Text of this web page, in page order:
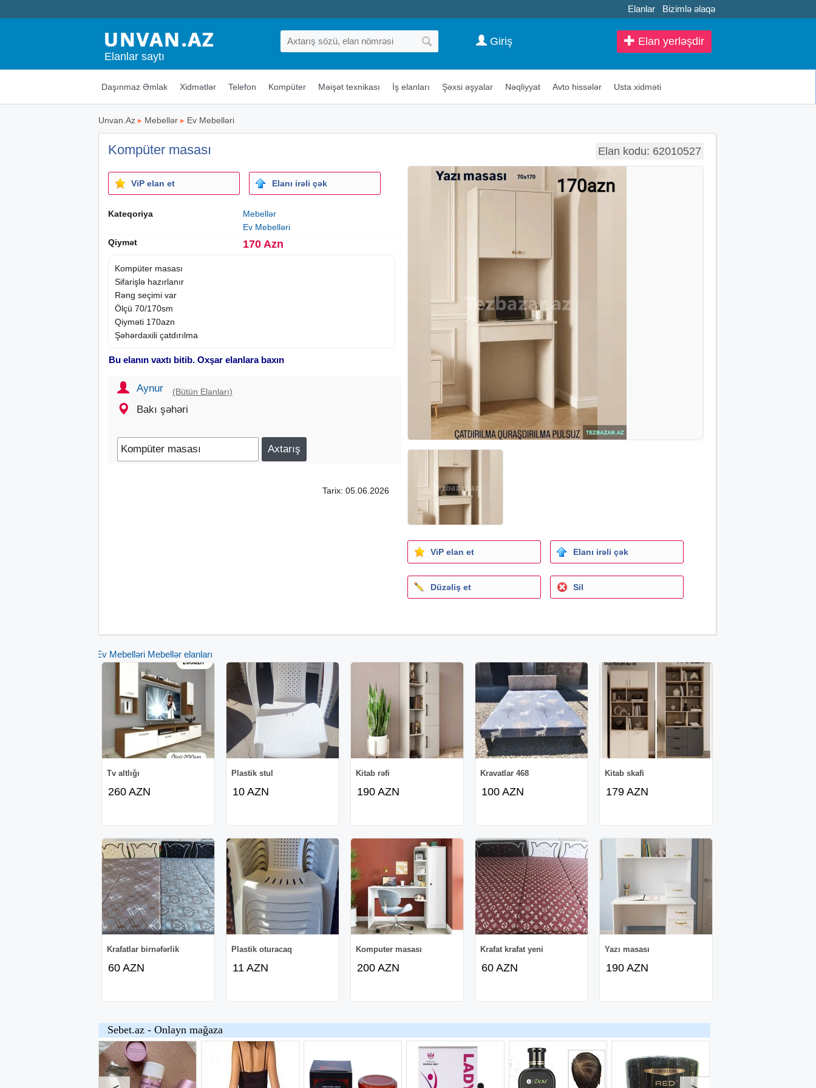
Elanlar Bizimlə əlaqə
Elanlar saytı
Elan yerləşdir
Giriş
Daşınmaz Əmlak Xidmətlər Telefon Kompüter Məişət texnikası İş elanları Şəxsi əşyalar Nəqliyyat Avto hissələr Usta xidməti
Unvan.Az ▸ Mebellər ▸ Ev Mebelləri
Kompüter masası Elan kodu: 62010527
ViP elan et Elanı irəli çək
Kateqoriya
Mebellər
Ev Mebelləri
Qiymət
170 Azn
Kompüter masası
Sifarişlə hazırlanır
Rəng seçimi var
Ölçü 70/170sm
Qiyməti 170azn
Şəhərdaxili çatdırılma
Bu elanın vaxtı bitib. Oxşar elanlara baxın
Aynur (Bütün Elanları)
Bakı şəhəri
Tarix: 05.06.2026
ViP elan et Elanı irəli çək
Düzəliş et Sil
Ev Mebelləri Mebellər elanları
Tv altlığı
260 AZN
Plastik stul
10 AZN
Kitab rəfi
190 AZN
Kravatlar 468
100 AZN
Kitab skafi
179 AZN
Krafatlar birnəfərlik
60 AZN
Plastik oturacaq
11 AZN
Komputer masası
200 AZN
Krafat krafat yeni
60 AZN
Yazı masası
190 AZN